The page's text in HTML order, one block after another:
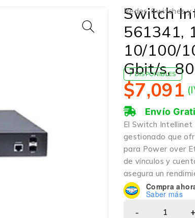
Redes,Switches y
Switch
561341,
10/100/
Gbit/s,
7 DISPONIBLES
$7,091
Envío
El Switch
gestionado que
para Power over
de vínculos y
asegura un
Compra
Saber más